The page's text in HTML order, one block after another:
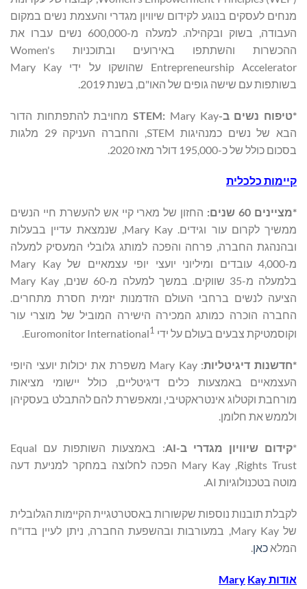
מנחים לעסקים בנוגע לקידום שיוויון מגדרי והעצמת נשים במקום
העבודה, בשוק ובקהילה. למעלה מ-600,000 נשים עברו את
ההכשרות והשתתפו באירועים ובתוכניות Women's
Entrepreneurship Accelerator שהושקו על ידי Mary Kay
בשותפות עם שישה גופים של האו"ם, בשנת 2019.
*טיפוח נשים ב- STEM:
Mary Kay מחויבת להתפתחות הדור
הבא של נשים כמנהיגות STEM, והחברה העניקה 29 מלגות
בסכום כולל של כ-195,000 דולר מאז 2020.
קיימות כלכלית
*מציינים 60 שנים:
החזון של מארי קיי אש להעשרת חיי הנשים
ממשיך לקרום עור וגידים. Mary Kay, שנמצאת עדיין בבעלות
ובהנהגת החברה, פרחה והפכה למותג גלובלי המעסיק למעלה
מ-4,000 עובדים ומיליוני יועצי יופי עצמאיים של Mary Kay
בלמעלה מ-35 שווקים. במשך למעלה מ-60 שנים, Mary Kay
הציעה לנשים ברחבי העולם הזדמנות יזמית חסרת מתחרים.
החברה הוכרה כמותג המכירה הישירה המוביל של מוצרי עור
וקוסמטיקת צבעים בעולם על ידי Euromonitor International 1
.
*חדשנות דיגיטליות
: Mary Kay משפרת את יכולות יועצי היופי
העצמאיים באמצעות כלים דיגיטליים, כולל יישומי מציאות
מורחבת וקטלוג אינטראקטיבי, ומאפשרת להם להתבלט בעסקיהן
ולממש את חלומן.
*קידום שיוויון מגדרי ב-AI
: באמצעות השותפות עם Equal
Rights Trust, ‏‏‏Mary Kay הפכה לחלוצה במחקר למניעת דעה
מוטה בטכנולוגיות AI.
לקבלת תובנות נוספות שקשורות באסטרטגיית הקיימות הגלובלית
של Mary Kay, במעורבות ובהשפעת החברה, ניתן לעיין בדו"ח
המלאכאן.
אודות Mary Kay